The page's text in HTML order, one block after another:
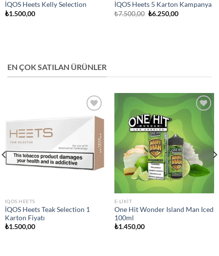
İQOS Heets Kelly Selection
₺1.500,00
İQOS Heets 5 Karton Kampanya
₺7.500,00 Orijinal
₺6.250,00Şu
EN ÇOK SATILAN ÜRÜNLER
Add to
IQOS HEETS
İQOS Heets Teak Selection 1
Karton Fiyatı
₺1.500,00
wishlist
E-LIKIT
One Hit Wonder Island Man Iced
100ml
₺1.450,00